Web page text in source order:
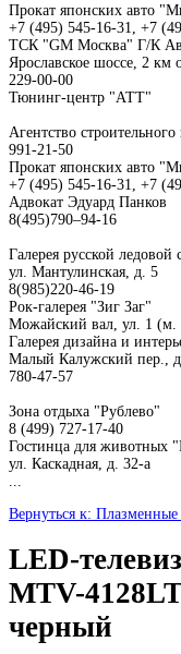
Прокат японских авто
+7 (495) 545-16-31, +7
ТСК "GM Москва" Г/К
Ярославское шоссе, 2
229-00-00
Тюнинг-центр "АТТ"
Агентство
991-21-50
Прокат японских авто
+7 (495) 545-16-31, +7
Адвокат Эдуард Панков
8(495)790–94-16
Галерея русской ледовой
ул. Мантулинская, д. 5
8(985)220-46-19
Рок-галерея "Зиг Заг"
Можайский вал, ул. 1 (м.
Галерея дизайна и
Малый Калужский пер.,
780-47-57
Зона отдыха "Рублево"
8 (499) 727-17-40
Гостинца для животных
ул. Каскадная, д. 32-а
Вернуться к: Плазменные
LED-
MTV-
черный